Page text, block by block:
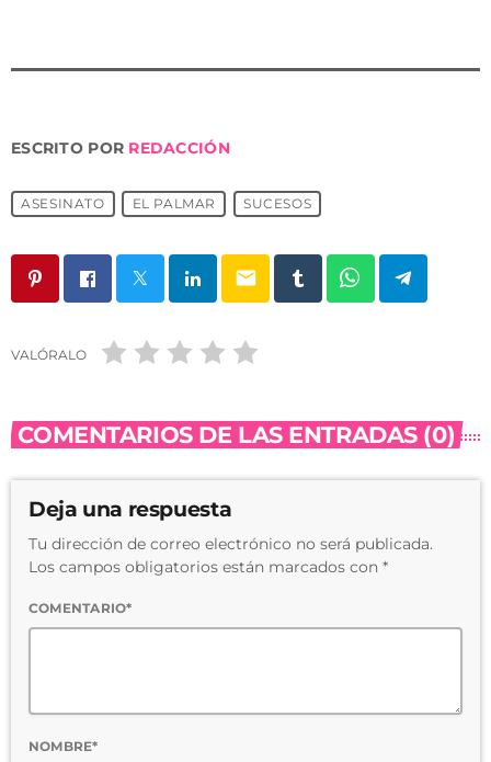
ESCRITO POR REDACCIÓN
ASESINATO EL PALMAR SUCESOS
email
VALÓRALO
COMENTARIOS DE LAS ENTRADAS (0)
Deja una respuesta
Tu dirección de correo electrónico no será publicada.
Los campos obligatorios están marcados con *
COMENTARIO*
NOMBRE*